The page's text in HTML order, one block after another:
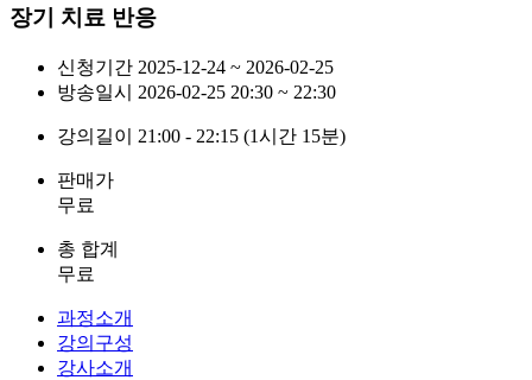
장기 치료 반응
신청기간 2025-12-24 ~ 2026-02-25
방송일시
2026-02-25 20:30 ~ 22:30
강의길이 21:00 - 22:15 (1시간 15분)
판매가
무료
총 합계
무료
과정소개
강의구성
강사소개